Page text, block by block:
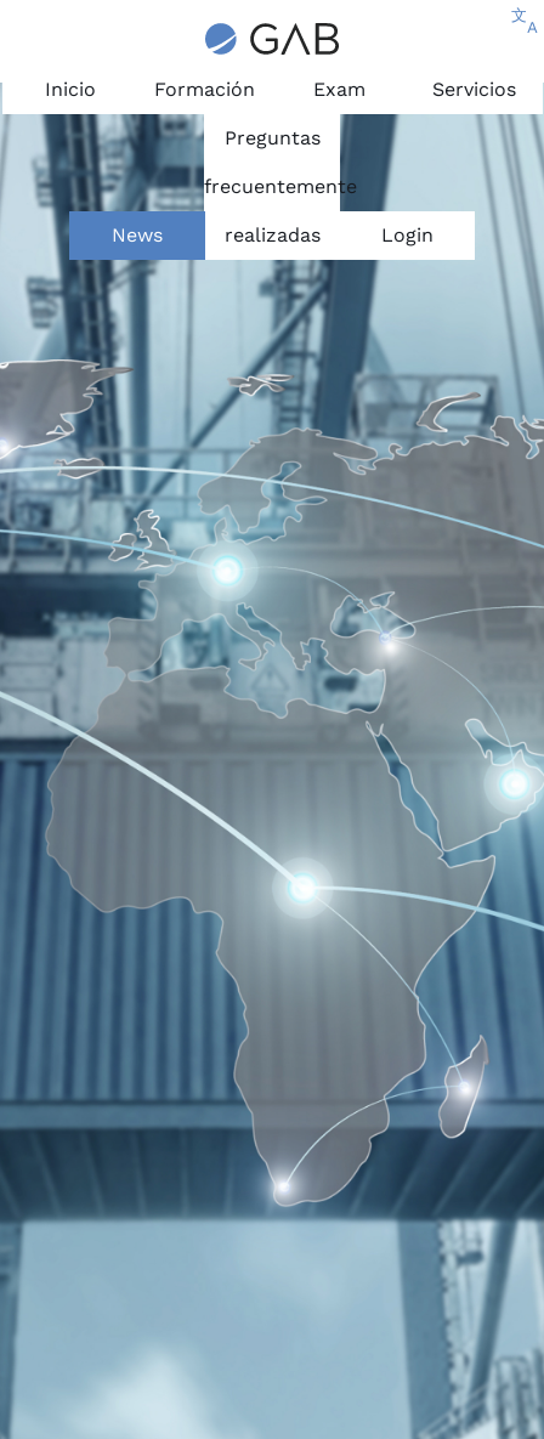
文
A
Inicio Formación Exam Servicios
News
Preguntas
frecuentemente
realizadas Login